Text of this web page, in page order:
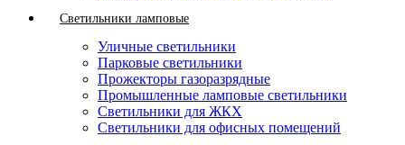
Светильники ламповые
Уличные светильники
Парковые светильники
Прожекторы газоразрядные
Промышленные ламповые светильники
Светильники для ЖКХ
Светильники для офисных помещений